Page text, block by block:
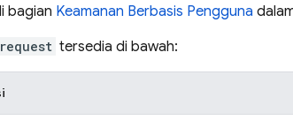
bagian Keamanan Berbasis Pengguna
request tersedia di bawah: